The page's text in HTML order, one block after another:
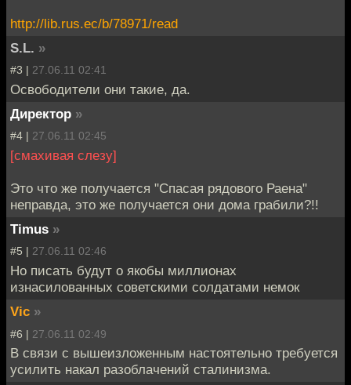
http://lib.rus.ec/b/78971/read
S.L. »
#3 | 27.06.11 02:41
Освободители они такие, да.
Директор »
#4 | 27.06.11 02:45
[смахивая слезу]
Это что же получается "Спасая рядового Раена"
неправда, это же получается они дома грабили?!!
Timus »
#5 | 27.06.11 02:46
Но писать будут о якобы миллионах
изнасилованных советскими солдатами немок
Vic »
#6 | 27.06.11 02:49
В связи с вышеизложенным настоятельно требуется
усилить накал разоблачений сталинизма.